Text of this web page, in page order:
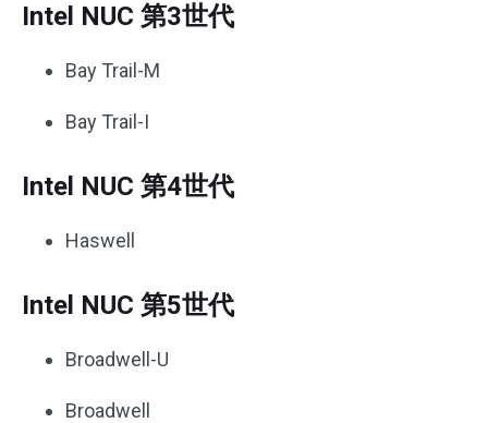
Intel NUC 第3世代
Bay Trail-M
Bay Trail-I
Intel NUC 第4世代
Haswell
Intel NUC 第5世代
Broadwell-U
Broadwell